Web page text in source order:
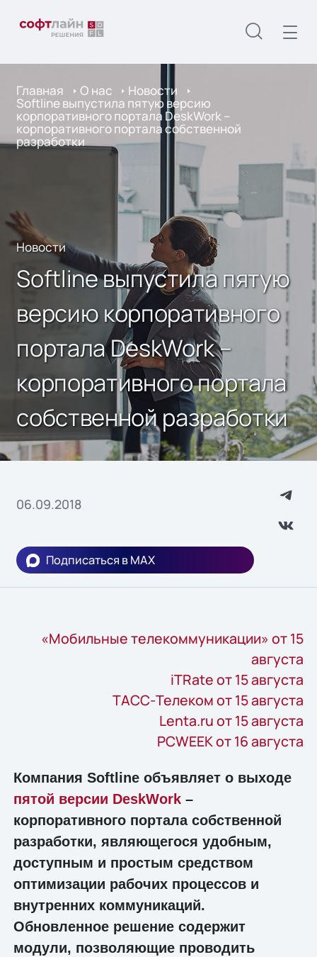
Главная О нас Новости
Softline выпустила пятую версию
корпоративного портала DeskWork –
корпоративного портала собственной
разработки
Новости
Softline выпустила пятую
версию корпоративного
портала DeskWork –
корпоративного портала
собственной разработки
06.09.2018
Подписаться в MAX
«Мобильные телекоммуникации» от 15
августа
iTRate от 15 августа
ТАСС-Телеком от 15 августа
Lenta.ru от 15 августа
PCWEEK от 16 августа
Компания Softline объявляет о выходе
пятой версии DeskWork–
корпоративного портала собственной
разработки, являющегося удобным,
доступным и простым средством
оптимизации рабочих процессов и
внутренних коммуникаций.
Обновленное решение содержит
модули, позволяющие проводить